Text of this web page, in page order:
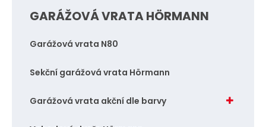
GARÁŽOVÁ VRATA HÖRMANN
Garážová vrata N80
Sekční garážová vrata Hörmann
Garážová vrata akční dle barvy